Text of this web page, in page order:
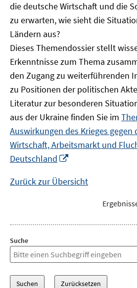
die deutsche Wirtschaft und die
zu erwarten, wie sieht die
Ländern aus?
Dieses Themendossier stellt
Erkenntnisse zum Thema
den Zugang zu weiterführenden
zu Positionen der politischen
Literatur zur besonderen
aus der Ukraine finden Sie im
Auswirkungen des Krieges gegen
Wirtschaft, Arbeitsmarkt und
Deutschland
Fenster
Zurück zur Übersicht
Suche